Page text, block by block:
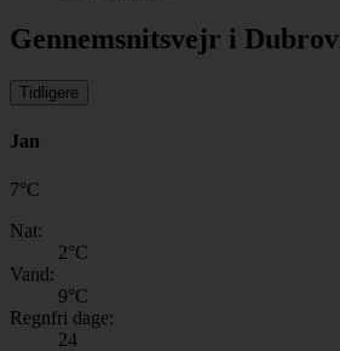
Gennemsnitsvejr i
Tidligere
Jan
7°C
Nat:
2°C
Vand:
9°C
Regnfri dage:
24